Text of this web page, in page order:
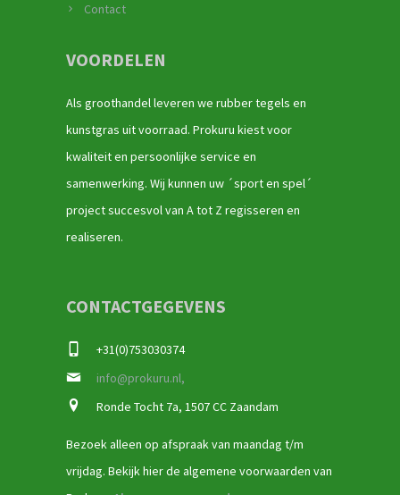
Contact
VOORDELEN
Als groothandel leveren we rubber tegels en
kunstgras uit voorraad. Prokuru kiest voor
kwaliteit en persoonlijke service en
samenwerking. Wij kunnen uw ´sport en spel´
project succesvol van A tot Z regisseren en
realiseren.
CONTACTGEGEVENS
+31(0)753030374
info@prokuru.nl,
Ronde Tocht 7a, 1507 CC Zaandam
Bezoek alleen op afspraak van maandag t/m
vrijdag. Bekijk hier de algemene voorwaarden van